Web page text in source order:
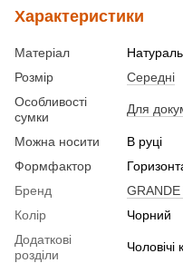
Характеристики
Матеріал
Розмір
Середні
Особливості
сумки
Для
Можна носити
В руці
Формфактор
Бренд
Колір
Чорний
Додаткові
розділи
Чоловічі